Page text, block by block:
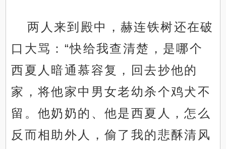
两人来到殿中，赫连铁树还在破
口大骂：“快给我查清楚，是哪个
西夏人暗通慕容复，回去抄他的
家，将他家中男女老幼杀个鸡犬不
留。他奶奶的、他是西夏人，怎么
反而相助外人，偷了我的悲酥清风